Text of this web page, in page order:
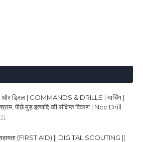
और ड्रिल | COMMANDS & DRILLS | मार्चिंग |
पीछे मुड़ इत्यादि की संक्षिप्त विवरण | Ncc Drill
(FIRST AID) || DIGITAL SCOUTING ||